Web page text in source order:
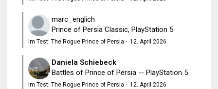
marc_englich
Prince of Persia Classic, PlayStation 5
Im Test: The Rogue Prince of Persia · 12. April 2026
Daniela Schiebeck
Battles of Prince of Persia -- PlayStation 5
Im Test: The Rogue Prince of Persia · 12. April 2026